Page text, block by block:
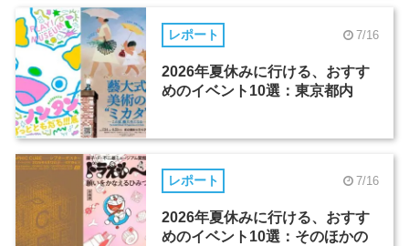
レポート 7/16
2026年夏休みに行ける、おすす
めのイベント10選：東京都内
レポート 7/16
2026年夏休みに行ける、おすす
めのイベント10選：そのほかの